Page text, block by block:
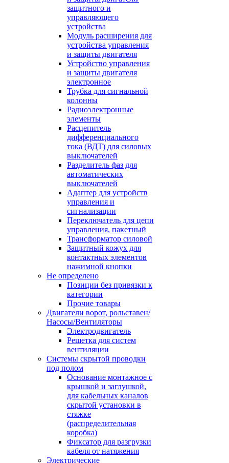
защитного и
управляющего
устройства
Модуль расширения для
устройства управления
и защиты двигателя
Устройство управления
и защиты двигателя
электронное
Трубка для сигнальной
колонны
Радиоэлектронные
элементы
Расцепитель
дифференциального
тока (ВДТ) для силовых
выключателей
Разделитель фаз для
автоматических
выключателей
Адаптер для устройств
управления и
сигнализации
Переключатель для цепи
управления, пакетный
Трансформатор силовой
Защитный кожух для
контактных элементов
нажимной кнопки
Не определено
Позиции без привязки к
категории
Прочие товары
Двигатели ворот, рольставен/
Насосы/Вентиляторы
Электродвигатель
Решетка для систем
вентиляции
Системы скрытой проводки
под полом
Основание монтажное с
крышкой и заглушкой,
для кабельных каналов
скрытой установки в
стяжке
(распределительная
коробка)
Фиксатор для разгрузки
кабеля от натяжения
Электрические